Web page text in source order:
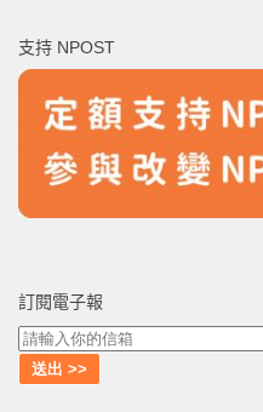
字:
支持 NPOST
訂閱電子報